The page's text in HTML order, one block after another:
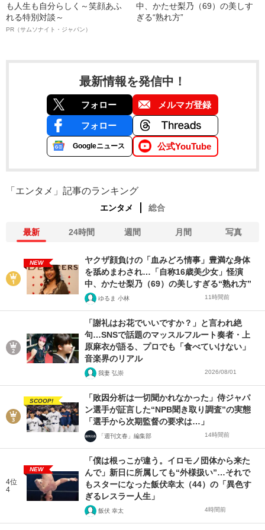
も人生も自分らしく～笑顔あふ
れる特別対談～
PR（サムソナイト・ジャパン）
中、かたせ梨乃（69）の美しす
ぎる“熟れ方”
最新情報を発信中！
フォロー メルマガ登録
フォロー
Googleニュース 公式YouTube
「エンタメ」記事のランキング
エンタメ 総合
最新 24時間 週間 月間 写真
NEW
ヤクザ顔負けの「血みどろ情事」豊満な身体
を舐めまわされ…「自称16歳美少女」怪演
中、かたせ梨乃（69）の美しすぎる“熟れ方”
ゆるま 小林 11時間前
「謝礼はお花でいいですか？」と言われ絶
句…SNSで話題のマッスルフルート奏者・上
原麻衣が語る、プロでも「食べていけない」
音楽界のリアル
我妻 弘崇 2026/08/01
SCOOP!
「敗因分析は一切聞かれなかった」侍ジャパ
ン選手が証言した“NPB聞き取り調査”の実態
「選手から次期監督の要求は…」
「週刊文春」編集部 14時間前
4位
4
NEW
「僕は根っこが違う。イロモノ団体から来た
んで」新日に所属しても“外様扱い”…それで
もスターになった飯伏幸太（44）の「異色す
ぎるレスラー人生」
飯伏 幸太 4時間前